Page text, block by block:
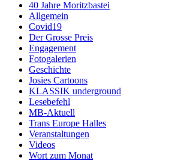
40 Jahre Moritzbastei
Allgemein
Covid19
Der Grosse Preis
Engagement
Fotogalerien
Geschichte
Josies Cartoons
KLASSIK underground
Lesebefehl
MB-Aktuell
Trans Europe Halles
Veranstaltungen
Videos
Wort zum Monat